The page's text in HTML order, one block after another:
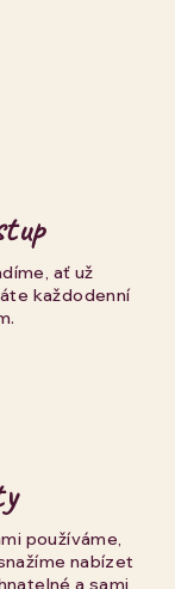
ať už
každodenní
používáme,
nabízet
a sami